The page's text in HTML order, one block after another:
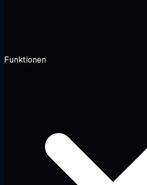
Funktionen